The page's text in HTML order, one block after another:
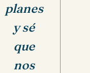
planes
y sé
que
nos